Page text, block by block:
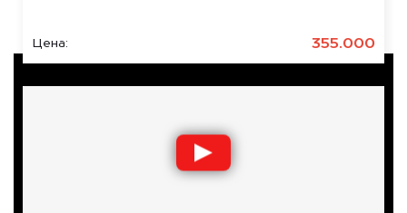
Цена: 355.000